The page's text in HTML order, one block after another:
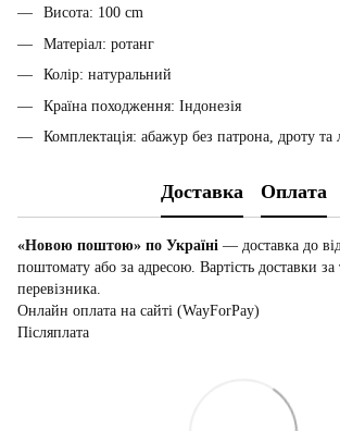
Висота: 100 cm
Матеріал: ротанг
Колір: натуральний
Країна походження: Індонезія
Комплектація: абажур без патрона, дроту та
Доставка Оплата
«Новою поштою» по Україні — доставка до
поштомату або за адресою. Вартість доставки
перевізника.
Онлайн оплата на сайті (WayForPay)
Післяплата